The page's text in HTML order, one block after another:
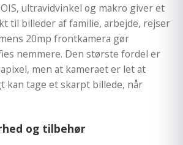
ultravidvinkel og makro giver et
til billeder af familie, arbejde, rejser
20mp frontkamera gør
nemmere. Den største fordel er
men at kameraet er let at
kan tage et skarpt billede, når
og tilbehør